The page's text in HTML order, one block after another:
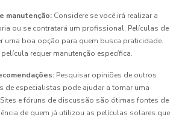
manutenção: Considere se você irá realizar a
ou se contratará um profissional. Películas de
uma boa opção para quem busca praticidade.
requer manutenção específica.
Pesquisar opiniões de outros
de especialistas pode ajudar a tomar uma
e fóruns de discussão são ótimas fontes de
de quem já utilizou as películas solares que